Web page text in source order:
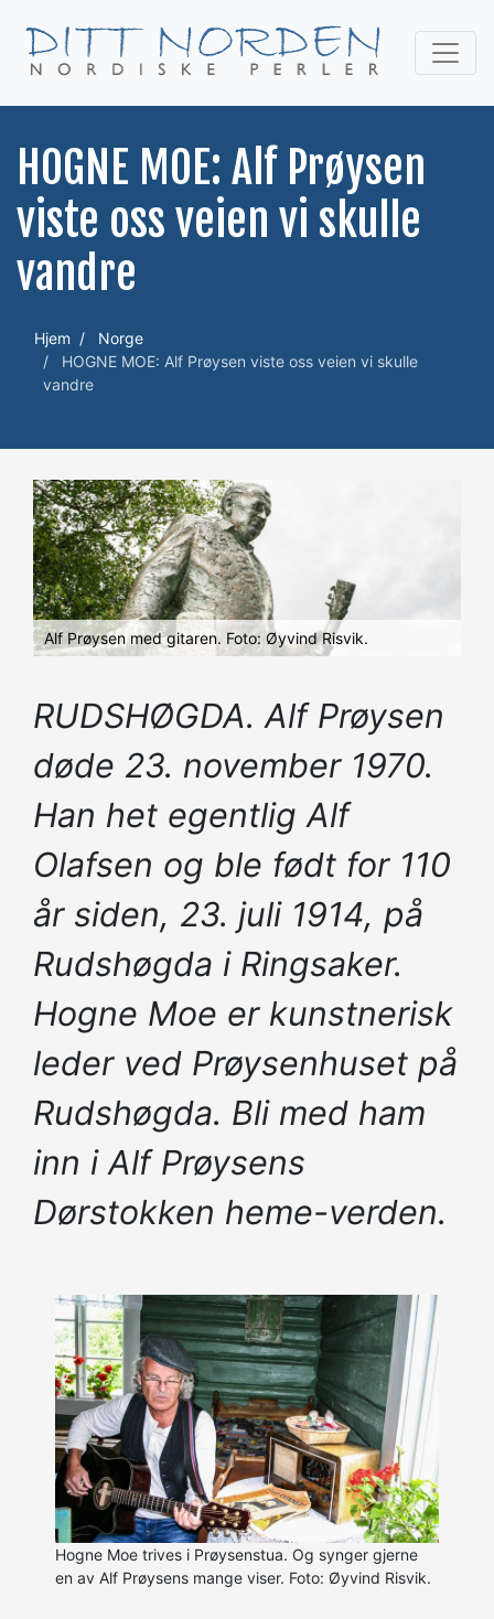
HOGNE MOE: Alf Prøysen
viste oss veien vi skulle
vandre
Hjem
Norge
HOGNE MOE: Alf Prøysen viste oss veien vi skulle
vandre
Alf Prøysen med gitaren. Foto: Øyvind Risvik.
RUDSHØGDA. Alf Prøysen
døde 23. november 1970.
Han het egentlig Alf
Olafsen og ble født for 110
år siden, 23. juli 1914, på
Rudshøgda i Ringsaker.
Hogne Moe er kunstnerisk
leder ved Prøysenhuset på
Rudshøgda. Bli med ham
inn i Alf Prøysens
Dørstokken heme-verden.
Hogne Moe trives i Prøysenstua. Og synger gjerne
en av Alf Prøysens mange viser. Foto: Øyvind Risvik.